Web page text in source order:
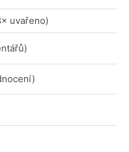
uvařeno)